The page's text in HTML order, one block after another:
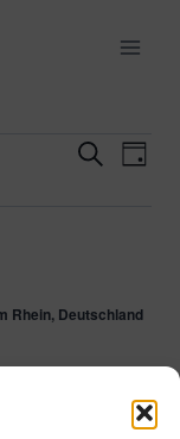
SucheTag
Rhein, Deutschland
Nächster Tag